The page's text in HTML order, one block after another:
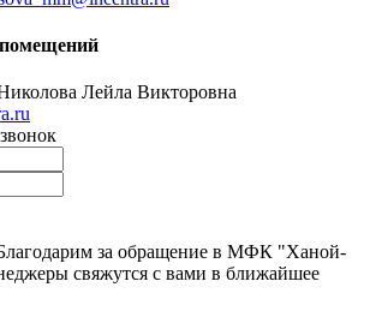
Лейла Викторовна
за обращение в МФК "Ханой-
свяжутся с вами в ближайшее